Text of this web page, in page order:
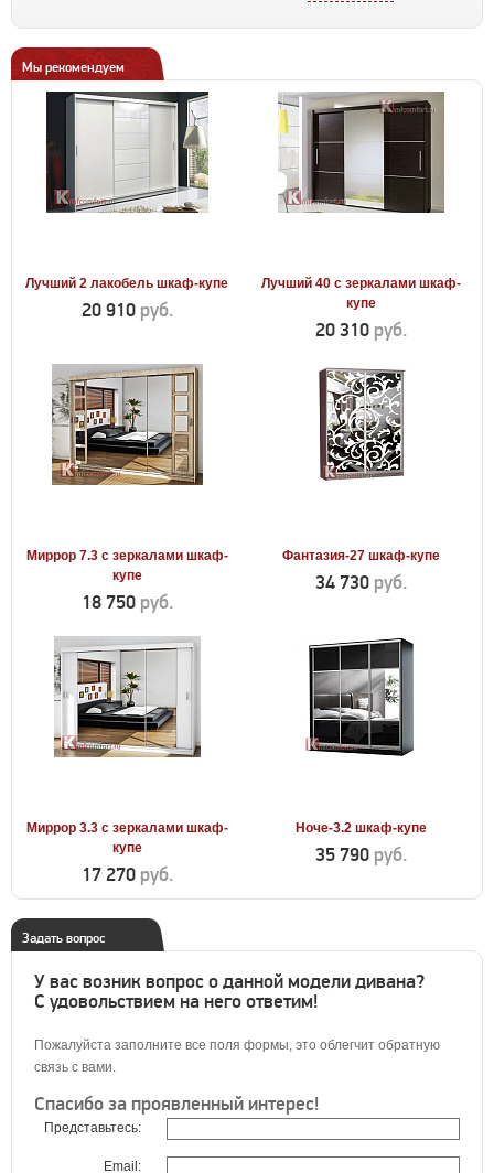
Мы рекомендуем
Лучший 2 лакобель шкаф-купе
20 910 руб.
Лучший 40 с зеркалами шкаф-
купе
20 310 руб.
Миррор 7.3 с зеркалами шкаф-
купе
18 750 руб.
Фантазия-27 шкаф-купе
34 730 руб.
Миррор 3.3 с зеркалами шкаф-
купе
17 270 руб.
Ноче-3.2 шкаф-купе
35 790 руб.
Задать вопрос
У вас возник вопрос о данной модели дивана?
С удовольствием на него ответим!
Пожалуйста заполните все поля формы, это облегчит обратную
связь с вами.
Спасибо за проявленный интерес!
Представьтесь:
Email: